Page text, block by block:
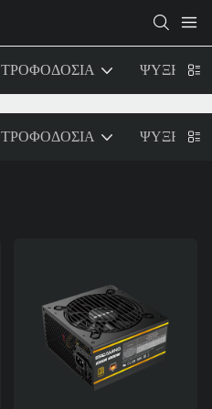
ΤΡΟΦΟΔΟΣΙΑ ΨΥΞΗ
ΤΡΟΦΟΔΟΣΙΑ ΨΥΞΗ